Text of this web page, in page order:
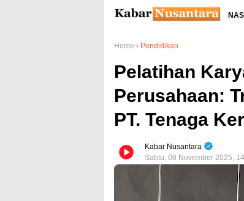
Home › Pendidikan
Pelatihan
Perusahaan:
PT. Tenaga
Kabar Nusantara
Sabtu, 08 November 2025,